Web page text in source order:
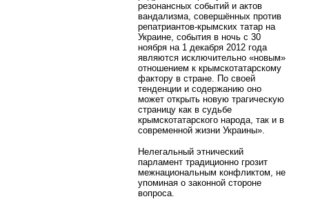
резонансных событий и актов
вандализма, совершённых против
репатриантов-крымских татар на
Украине, события в ночь с 30
ноября на 1 декабря 2012 года
являются исключительно «новым»
отношением к крымскотатарскому
фактору в стране. По своей
тенденции и содержанию оно
может открыть новую трагическую
страницу как в судьбе
крымскотатарского народа, так и в
современной жизни Украины».
Нелегальный этнический
парламент традиционно грозит
межнациональным конфликтом, не
упоминая о законной стороне
вопроса.